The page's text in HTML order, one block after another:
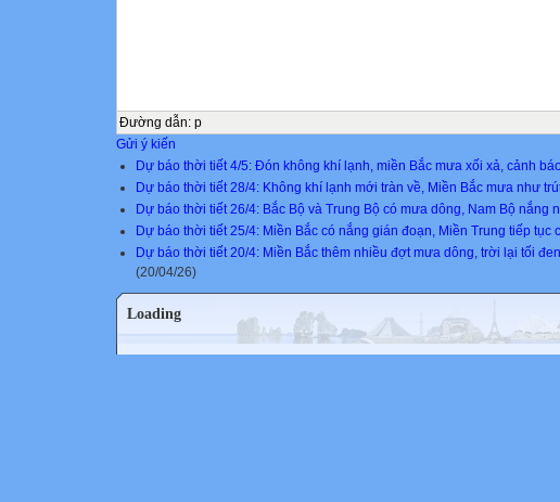
Đường dẫn: p
Gửi ý kiến
Dự báo thời tiết 4/5: Đón không khí lạnh, miền Bắc mưa xối xả, cảnh
Dự báo thời tiết 28/4: Không khí lạnh mới tràn về, Miền Bắc mưa như
Dự báo thời tiết 26/4: Bắc Bộ và Trung Bộ có mưa dông, Nam Bộ nắng
Dự báo thời tiết 25/4: Miền Bắc có nắng gián đoạn, Miền Trung tiếp tục
Dự báo thời tiết 20/4: Miền Bắc thêm nhiều đợt mưa dông, trời lại tối
(20/04/26)
Loading